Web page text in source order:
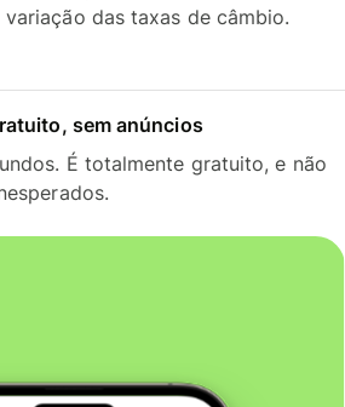
variação das taxas de câmbio.
sem anúncios
É totalmente gratuito, e não